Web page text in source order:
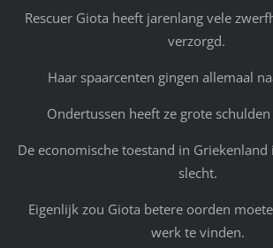
Rescuer Giota heeft jarenlang vele
verzorgd.
Haar spaarcenten gingen allemaal
Ondertussen heeft ze grote
De economische toestand in Griekenland
slecht.
Eigenlijk zou Giota betere oorden
werk te vinden.